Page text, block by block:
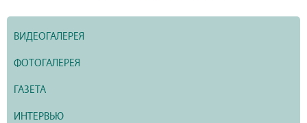
ВИДЕОГАЛЕРЕЯ
ФОТОГАЛЕРЕЯ
ГАЗЕТА
ИНТЕРВЬЮ